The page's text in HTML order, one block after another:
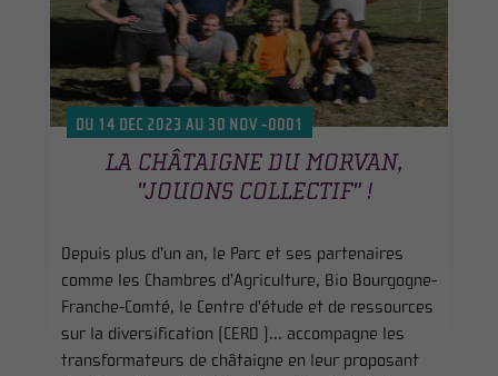
DU 14 DEC 2023 AU 30 NOV -0001
LA CHÂTAIGNE DU MORVAN,
"JOUONS COLLECTIF" !
Depuis plus d’un an, le Parc et ses partenaires
comme les Chambres d’Agriculture, Bio Bourgogne-
Franche-Comté, le Centre d'étude et de ressources
sur la diversification (CERD )... accompagne les
transformateurs de châtaigne en leur proposant